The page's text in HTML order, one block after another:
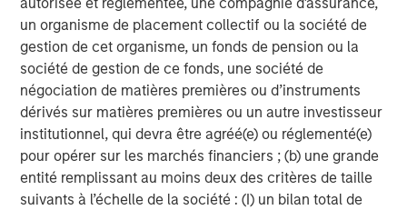
un organisme de placement collectif ou la société de
gestion de cet organisme, un fonds de pension ou la
société de gestion de ce fonds, une société de
négociation de matières premières ou d’instruments
dérivés sur matières premières ou un autre investisseur
institutionnel, qui devra être agréé(e) ou réglementé(e)
pour opérer sur les marchés financiers ; (b) une grande
entité remplissant au moins deux des critères de taille
suivants à l’échelle de la société : (I) un bilan total de
opposing forces of potentially weaker employment and
sticky inflation, which could move our base case should
one factor become a more prominent driver of the
economy as the year progresses.
Given the relatively benign policy and interest rate
environment we foresee for 2026, the following are our
thoughts on why munis now appear particularly
attractive: